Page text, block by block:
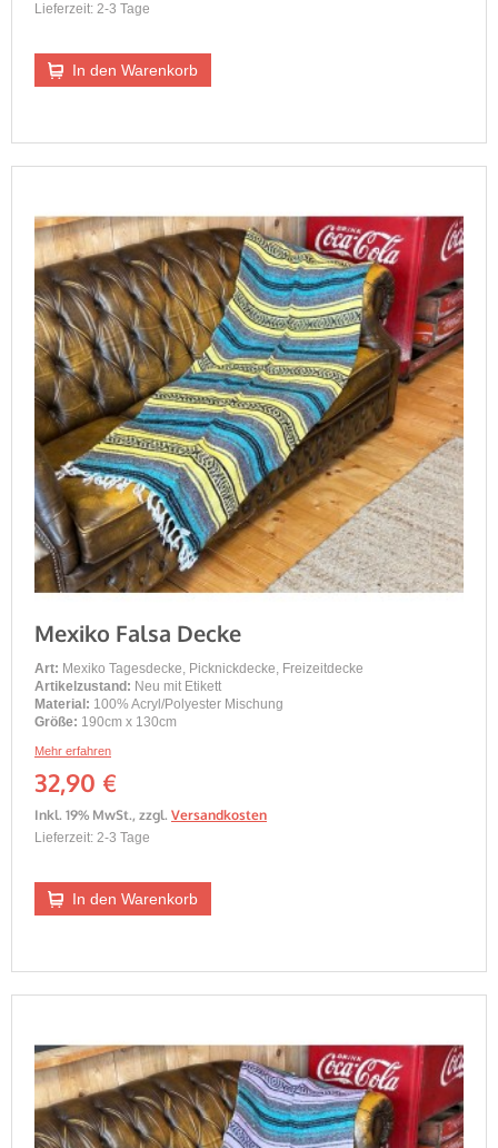
Lieferzeit: 2-3 Tage
In den Warenkorb
Mexiko Falsa Decke
Art: Mexiko Tagesdecke, Picknickdecke, Freizeitdecke
Artikelzustand: Neu mit Etikett
Material: 100% Acryl/Polyester Mischung
Größe: 190cm x 130cm
Mehr erfahren
32,90 €
Inkl. 19% MwSt., zzgl. Versandkosten
Lieferzeit: 2-3 Tage
In den Warenkorb